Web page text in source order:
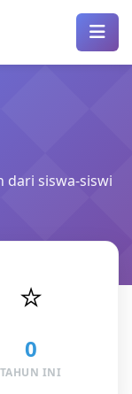
dari siswa-siswi
⭐
0
TAHUN INI